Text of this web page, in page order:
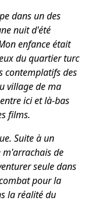
dans un des
nuit d'été
enfance était
du quartier turc
contemplatifs des
village de ma
ici et là-bas
films.
Suite à un
m'arrachais de
seule dans
pour la
la réalité du